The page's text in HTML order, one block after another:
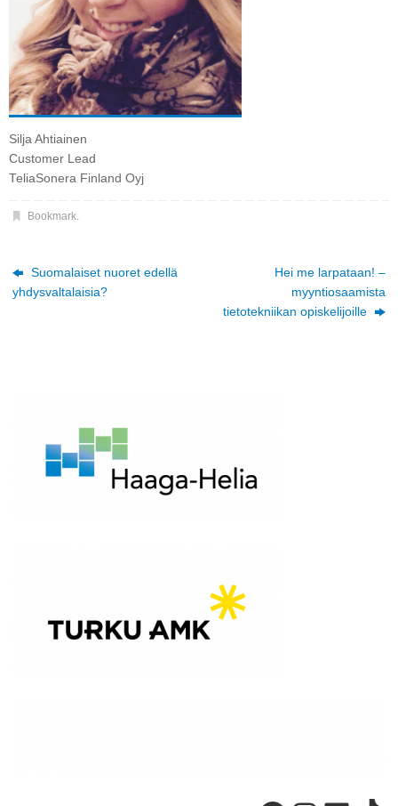
Silja Ahtiainen
Customer Lead
TeliaSonera Finland Oyj
Bookmark.
Suomalaiset nuoret edellä
yhdysvaltalaisia?
Hei me larpataan! –
myyntiosaamista
tietotekniikan opiskelijoille